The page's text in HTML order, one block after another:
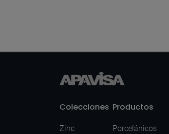
Colecciones
Zinc
Productos
Porcelánicos